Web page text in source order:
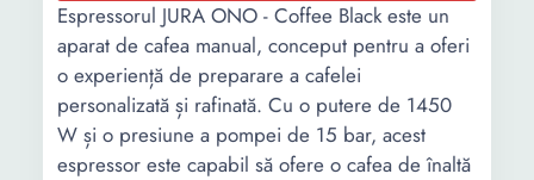
Espressorul JURA ONO - Coffee Black este un
aparat de cafea manual, conceput pentru a oferi
o experiență de preparare a cafelei
personalizată și rafinată. Cu o putere de 1450
W și o presiune a pompei de 15 bar, acest
espressor este capabil să ofere o cafea de înaltă